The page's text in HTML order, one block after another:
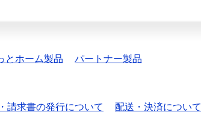
とホーム製品 パートナー製品
請求書の発行について 配送・決済について